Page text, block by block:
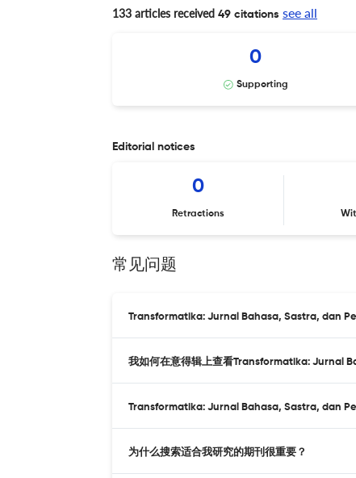
133 articles received 49 citations see all
0
Supporting
Editorial notices
0
Retractions
常见问题
Transformatika: Jurnal Bahasa, Sastra, dan
我如何在意得辑上查看Transformatika: Jurnal
Transformatika: Jurnal Bahasa, Sastra, dan
为什么搜索适合我研究的期刊很重要？